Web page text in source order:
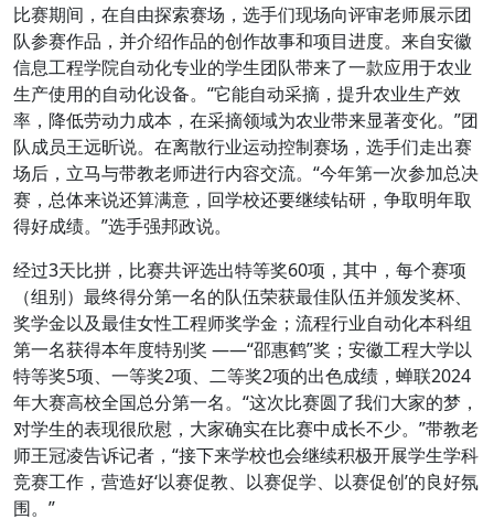
比赛期间，在自由探索赛场，选手们现场向评审老师展示团
队参赛作品，并介绍作品的创作故事和项目进度。来自安徽
信息工程学院自动化专业的学生团队带来了一款应用于农业
生产使用的自动化设备。“它能自动采摘，提升农业生产效
率，降低劳动力成本，在采摘领域为农业带来显著变化。”团
队成员王远昕说。在离散行业运动控制赛场，选手们走出赛
场后，立马与带教老师进行内容交流。“今年第一次参加总决
赛，总体来说还算满意，回学校还要继续钻研，争取明年取
得好成绩。”选手强邦政说。
经过3天比拼，比赛共评选出特等奖60项，其中，每个赛项
（组别）最终得分第一名的队伍荣获最佳队伍并颁发奖杯、
奖学金以及最佳女性工程师奖学金；流程行业自动化本科组
第一名获得本年度特别奖 ——“邵惠鹤”奖；安徽工程大学以
特等奖5项、一等奖2项、二等奖2项的出色成绩，蝉联2024
年大赛高校全国总分第一名。“这次比赛圆了我们大家的梦，
对学生的表现很欣慰，大家确实在比赛中成长不少。”带教老
师王冠凌告诉记者，“接下来学校也会继续积极开展学生学科
竞赛工作，营造好‘以赛促教、以赛促学、以赛促创’的良好氛
围。”